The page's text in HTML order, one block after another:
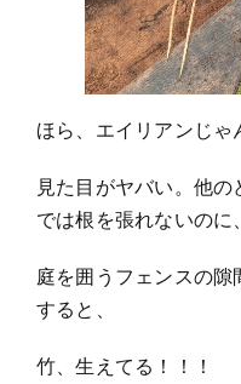
ほら、エイリアンじゃ
見た目がヤバい。他
では根を張れないのに
庭を囲うフェンスの
すると、
竹、生えてる！！！